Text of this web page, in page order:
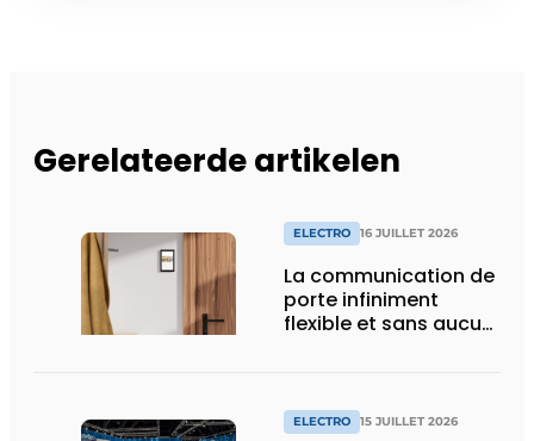
Gerelateerde artikelen
ELECTRO 16 JUILLET 2026
La communication de
porte infiniment
flexible et sans aucun
ELECTRO 15 JUILLET 2026